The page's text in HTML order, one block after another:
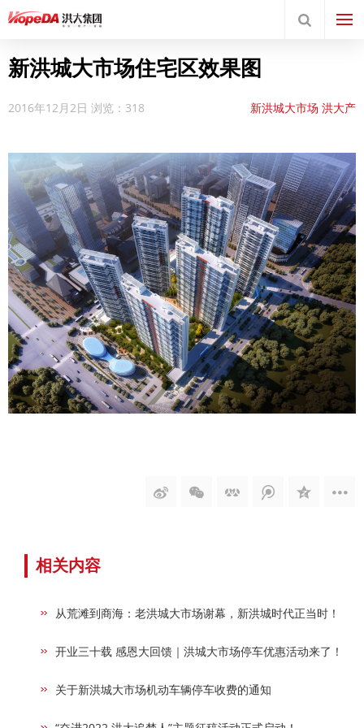
新洪城大市场住宅区效果图
2016年12月2日 浏览：318 新洪城大市场 洪大产
相关内容
从荒滩到商海：老洪城大市场谢幕，新洪城时代正当时！
开业三十载 感恩大回馈｜洪城大市场停车优惠活动来了！
关于新洪城大市场机动车辆停车收费的通知